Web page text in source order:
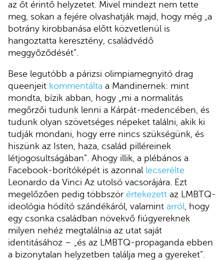
az őt érintő helyzetet. Mivel mindezt nem tette
meg, sokan a fejére olvashatják majd, hogy még „a
botrány kirobbanása előtt közvetlenül is
hangoztatta keresztény, családvédő
meggyőződését”.
Bese legutóbb a párizsi olimpiamegnyitó drag
queenjeit kommentálta a Mandinernek: mint
mondta, bízik abban, hogy „mi a normalitás
megőrzői tudunk lenni a Kárpát-medencében, és
tudunk olyan szövetséges népeket találni, akik ki
tudják mondani, hogy erre nincs szükségünk, és
hiszünk az Isten, haza, család pilléreinek
létjogosultságában”. Ahogy illik, a plébános a
Facebook-borítóképét is azonnal lecserélte
Leonardo da Vinci Az utolsó vacsorájára. Ezt
megelőzően pedig többször értekezett az LMBTQ-
ideológia hódító szándékáról, valamint arról , hogy
egy csonka családban növekvő fiúgyereknek
milyen nehéz megtalálnia az utat saját
identitásához – „és az LMBTQ-propaganda ebben
a bizonytalan helyzetben találja meg a gyereket”.